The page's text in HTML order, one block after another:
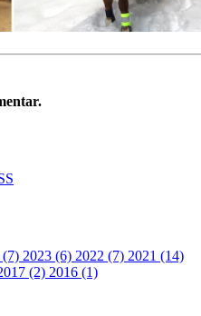
(7) 2023 (6) 2022 (7) 2021 (14)
(2) 2016 (1)